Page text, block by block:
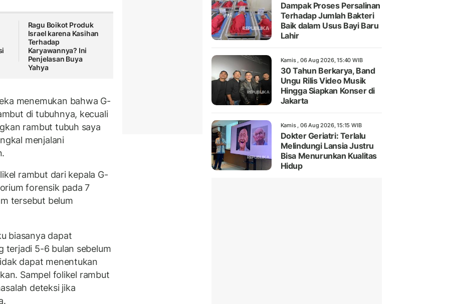
Ragu Boikot Produk
Israel karena Kasihan
Terhadap
Karyawannya? Ini
Penjelasan Buya
Yahya
menemukan bahwa G-
di tubuhnya, kecuali
rambut tubuh saya
menjalani
rambut dari kepala G-
forensik pada 7
tersebut belum
biasanya dapat
terjadi 5-6 bulan sebelum
dapat menentukan
Sampel folikel rambut
deteksi jika
Dampak Proses Persalinan
Terhadap Jumlah Bakteri
Baik dalam Usus Bayi Baru
Lahir
Kamis , 06 Aug 2026, 15:40 WIB
30 Tahun Berkarya, Band
Ungu Rilis Video Musik
Hingga Siapkan Konser di
Jakarta
Kamis , 06 Aug 2026, 15:15 WIB
Dokter Geriatri: Terlalu
Melindungi Lansia Justru
Bisa Menurunkan Kualitas
Hidup